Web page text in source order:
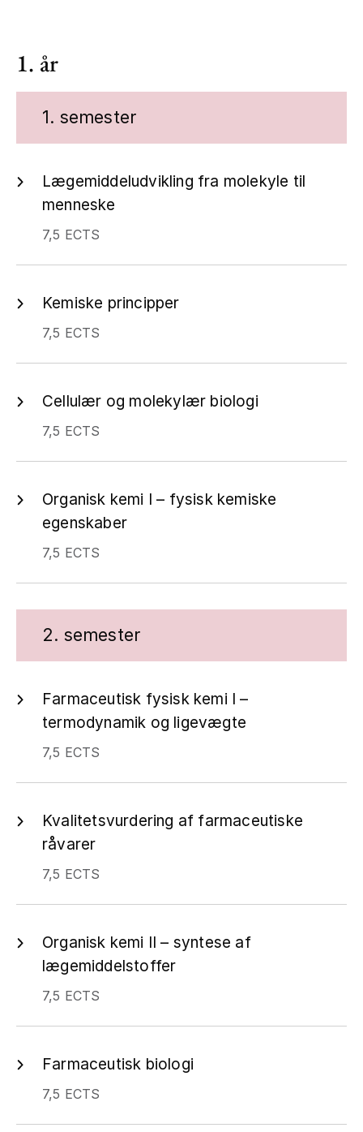
1. år
1. semester
Lægemiddeludvikling fra molekyle til
menneske
7,5 ECTS
Kemiske principper
7,5 ECTS
Cellulær og molekylær biologi
7,5 ECTS
Organisk kemi I – fysisk kemiske
egenskaber
7,5 ECTS
2. semester
Farmaceutisk fysisk kemi I –
termodynamik og ligevægte
7,5 ECTS
Kvalitetsvurdering af farmaceutiske
råvarer
7,5 ECTS
Organisk kemi II – syntese af
lægemiddelstoffer
7,5 ECTS
Farmaceutisk biologi
7,5 ECTS